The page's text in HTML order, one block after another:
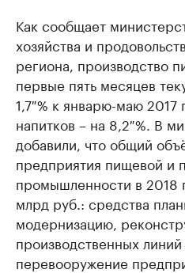
Как сообщает
хозяйства и
региона, производство
первые пять месяцев
1,7 % к январю-маю 2017
напитков – на 8,2 %. В
добавили, что общий
предприятия пищевой и
промышленности в 2018
млрд руб.: средства
модернизацию,
производственных
перевооружение